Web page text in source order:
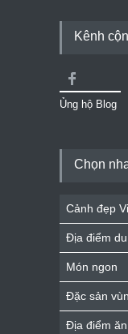
Kênh
Ủng hộ Blog
Chọn
Cảnh đẹp
Địa điểm
Món ngon
Đặc sản
Địa điểm